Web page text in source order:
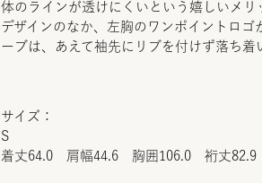
体のラインが透けにくいという嬉しいメ
デザインのなか、左胸のワンポイントロゴ
ーブは、あえて袖先にリブを付けず落ち着
サイズ：
S
着丈64.0 肩幅44.6 胸囲106.0 裄丈